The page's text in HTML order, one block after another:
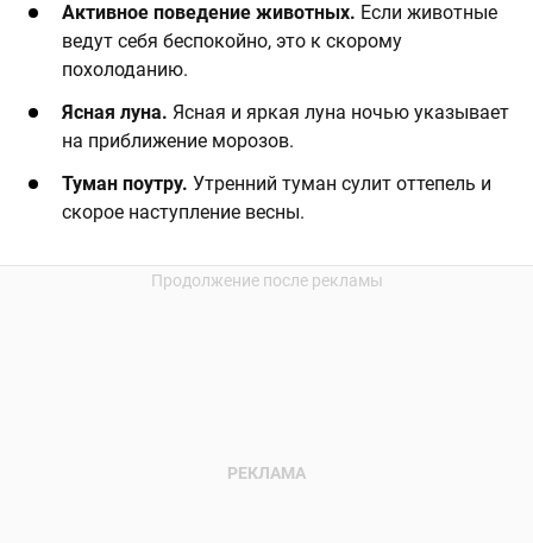
Активное поведение животных. Если животные
ведут себя беспокойно, это к скорому
похолоданию.
Ясная луна. Ясная и яркая луна ночью указывает
на приближение морозов.
Туман поутру. Утренний туман сулит оттепель и
скорое наступление весны.